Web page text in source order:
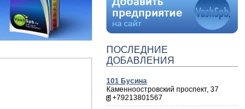
ПОСЛЕДНИЕ
ДОБАВЛЕНИЯ
101 Бусина
Каменноостровский проспект, 37
+79213801567